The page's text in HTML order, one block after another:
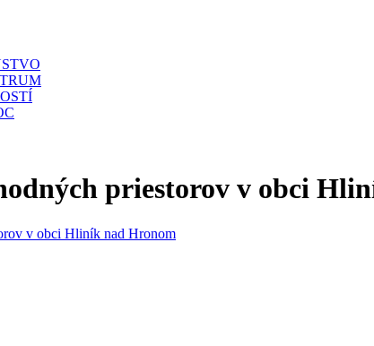
priestorov v obci